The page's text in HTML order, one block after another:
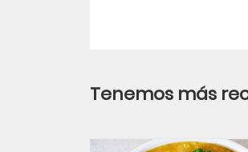
Tenemos más